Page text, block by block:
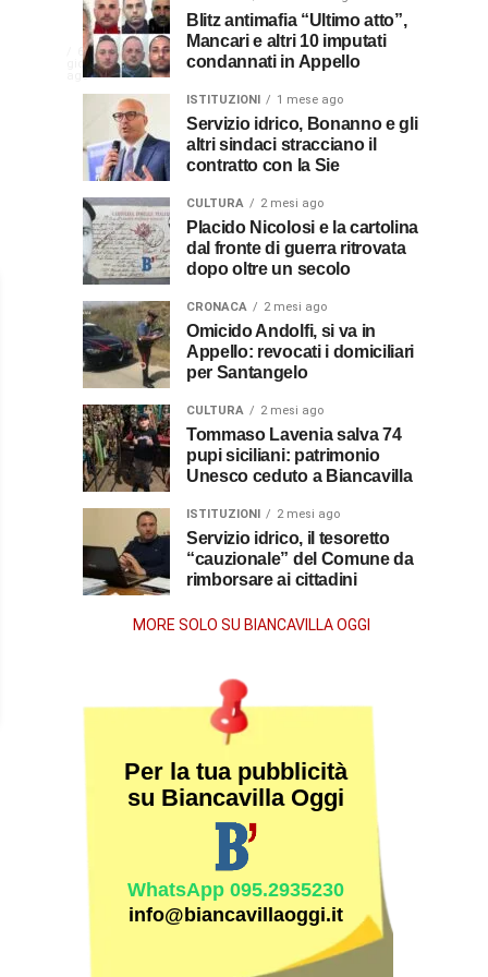
CULTURA
6
giorni
agoIn
Calabria
premio
al
sacerdote
Vincenzo
Stissi,
77
anni
dopo
la
morte
comunità
rende
omaggio
prete
biancavillese,
ricordato
suo
impegno
parroco
NEWS
2
settimane
ago
Disservizi
elettrici,
indennizzo
bolletta:
ecco
cosa
fare
per
ottenerlo
CULTURA
2
settimane
ago
Don
Pasquale
Castro,
prete-
soldato
soccorso
dei
feriti
della
Grande
Guerra
Blitz antimafia “Ultimo atto”,
Mancari e altri 10 imputati
condannati in Appello
ISTITUZIONI 1 mese ago
Servizio idrico, Bonanno e gli
altri sindaci stracciano il
contratto con la Sie
CULTURA 2 mesi ago
Placido Nicolosi e la cartolina
dal fronte di guerra ritrovata
dopo oltre un secolo
CRONACA 2 mesi ago
Omicido Andolfi, si va in
Appello: revocati i domiciliari
per Santangelo
CULTURA 2 mesi ago
Tommaso Lavenia salva 74
pupi siciliani: patrimonio
Unesco ceduto a Biancavilla
ISTITUZIONI 2 mesi ago
Servizio idrico, il tesoretto
“cauzionale” del Comune da
rimborsare ai cittadini
MORE SOLO SU BIANCAVILLA OGGI
Per la tua pubblicità
su Biancavilla Oggi
WhatsApp 095.2935230
info@biancavillaoggi.it